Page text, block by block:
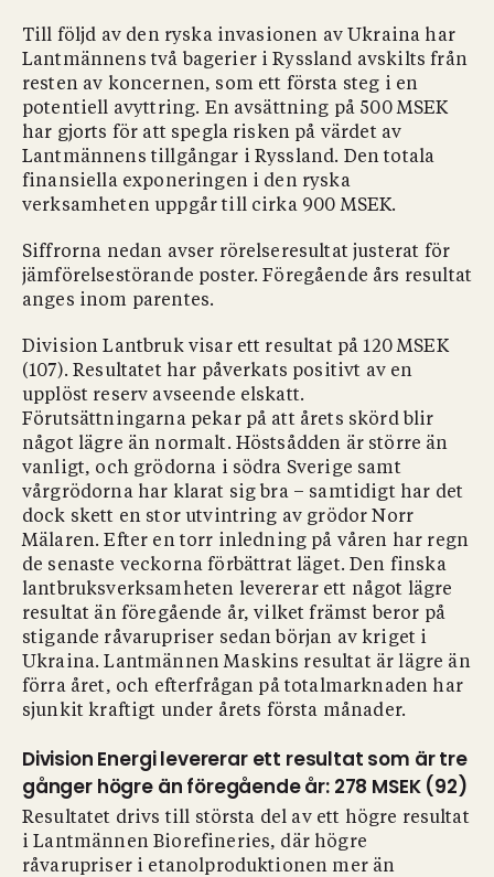
Till följd av den ryska invasionen av Ukraina har
Lantmännens två bagerier i Ryssland avskilts från
resten av koncernen, som ett första steg i en
potentiell avyttring. En avsättning på 500 MSEK
har gjorts för att spegla risken på värdet av
Lantmännens tillgångar i Ryssland. Den totala
finansiella exponeringen i den ryska
verksamheten uppgår till cirka 900 MSEK.
Siffrorna nedan avser rörelseresultat justerat för
jämförelsestörande poster. Föregående års resultat
anges inom parentes.
Division Lantbruk visar ett resultat på 120 MSEK
(107). Resultatet har påverkats positivt av en
upplöst reserv avseende elskatt.
Förutsättningarna pekar på att årets skörd blir
något lägre än normalt. Höstsådden är större än
vanligt, och grödorna i södra Sverige samt
vårgrödorna har klarat sig bra – samtidigt har det
dock skett en stor utvintring av grödor Norr
Mälaren. Efter en torr inledning på våren har regn
de senaste veckorna förbättrat läget. Den finska
lantbruksverksamheten levererar ett något lägre
resultat än föregående år, vilket främst beror på
stigande råvarupriser sedan början av kriget i
Ukraina. Lantmännen Maskins resultat är lägre än
förra året, och efterfrågan på totalmarknaden har
sjunkit kraftigt under årets första månader.
Division Energi levererar ett resultat som är tre
gånger högre än föregående år: 278 MSEK (92)
Resultatet drivs till största del av ett högre resultat
i Lantmännen Biorefineries, där högre
råvarupriser i etanolproduktionen mer än